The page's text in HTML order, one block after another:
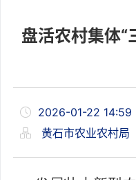
盘活农村集体“
2026-01-22 14:59
黄石市农业农村局